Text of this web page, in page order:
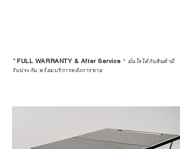
*FULL WARRANTY & After Service * มั่นใจได้กับสินค้ามี
รับประกัน พร้อมบริการหลังการขาย